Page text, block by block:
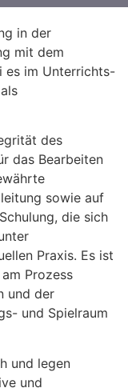
in der
mit dem
es im Unterrichts-
des
das Bearbeiten
sowie auf
die sich
Praxis. Es ist
Prozess
und der
und Spielraum
und legen
und